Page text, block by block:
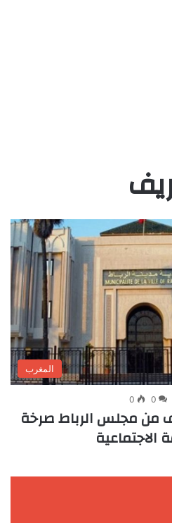
المغرب
0
0
من مجلس الرباط صرخة